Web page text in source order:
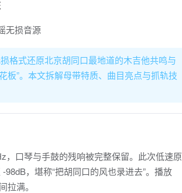
格式还原北京胡同口最地道的木吉他共鸣与
板”。本文拆解母带特质、曲目亮点与抓轨技
，口琴与手鼓的残响被完整保留。此次低速原
，堪称“把胡同口的风也录进去”。播放
拉满。